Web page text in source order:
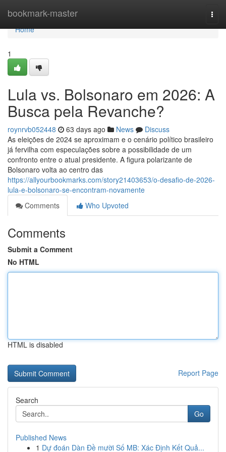
bookmark-master
Home
Home
1
Lula vs. Bolsonaro em 2026: A
Busca pela Revanche?
roynrvb052448 63 days ago News
Discuss
As eleições de 2024 se aproximam e o cenário político brasileiro
já fervilha com especulações sobre a possibilidade de um
confronto entre o atual presidente. A figura polarizante de
Bolsonaro volta ao centro das
https://allyourbookmarks.com/story21403653/o-desafio-de-2026-
lula-e-bolsonaro-se-encontram-novamente
Comments
Who Upvoted
Comments
Submit a Comment
No HTML
HTML is disabled
Report Page
Search
Go
Published News
1 Dự đoán Dàn Đề mười Số MB: Xác Định Kết Quả...